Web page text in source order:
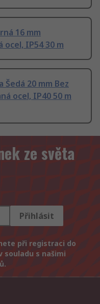
16 mm
IP54 30 m
20 mm Bez
ocel, IP40 50 m
ze světa
Přihlásit
při registraci do
souladu s našimi